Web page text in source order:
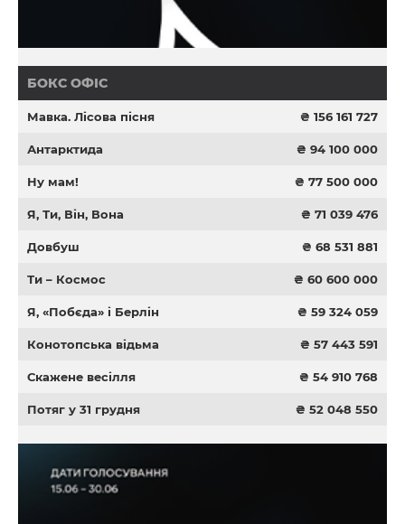
БОКС ОФІС
Мавка. Лісова пісня ₴ 156 161 727
Антарктида ₴ 94 100 000
Ну мам! ₴ 77 500 000
Я, Ти, Він, Вона ₴ 71 039 476
Довбуш ₴ 68 531 881
Ти – Космос ₴ 60 600 000
Я, «Побєда» і Берлін ₴ 59 324 059
Конотопська відьма ₴ 57 443 591
Скажене весілля ₴ 54 910 768
Потяг у 31 грудня ₴ 52 048 550